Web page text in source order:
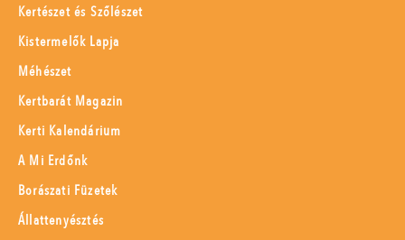
Kertészet és Szőlészet
Kistermelők Lapja
Méhészet
Kertbarát Magazin
Kerti Kalendárium
A Mi Erdőnk
Borászati Füzetek
Állattenyésztés